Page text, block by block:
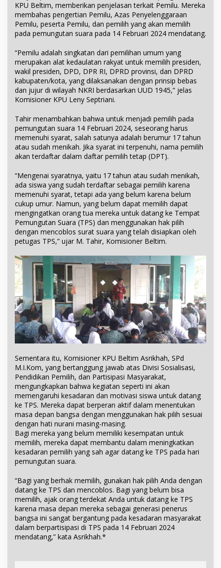
KPU Beltim, memberikan penjelasan terkait Pemilu. Mereka
membahas pengertian Pemilu, Azas Penyelenggaraan
Pemilu, peserta Pemilu, dan pemilih yang akan memilih
pada pemungutan suara pada 14 Februari 2024 mendatang.
“Pemilu adalah singkatan dari pemilihan umum yang
merupakan alat kedaulatan rakyat untuk memilih presiden,
wakil presiden, DPD, DPR RI, DPRD provinsi, dan DPRD
kabupaten/kota, yang dilaksanakan dengan prinsip bebas
dan jujur di wilayah NKRI berdasarkan UUD 1945,” jelas
Komisioner KPU Leny Septriani.
Tahir menambahkan bahwa untuk menjadi pemilih pada
pemungutan suara 14 Februari 2024, seseorang harus
memenuhi syarat, salah satunya adalah berumur 17 tahun
atau sudah menikah. Jika syarat ini terpenuhi, nama pemilih
akan terdaftar dalam daftar pemilih tetap (DPT).
“Mengenai syaratnya, yaitu 17 tahun atau sudah menikah,
ada siswa yang sudah terdaftar sebagai pemilih karena
memenuhi syarat, tetapi ada yang belum karena belum
cukup umur. Namun, yang belum dapat memilih dapat
mengingatkan orang tua mereka untuk datang ke Tempat
Pemungutan Suara (TPS) dan menggunakan hak pilih
dengan mencoblos surat suara yang telah disiapkan oleh
petugas TPS,” ujar M. Tahir, Komisioner Beltim.
Sementara itu, Komisioner KPU Beltim Asrikhah, SPd
M.I.Kom, yang bertanggung jawab atas Divisi Sosialisasi,
Pendidikan Pemilih, dan Partisipasi Masyarakat,
mengungkapkan bahwa kegiatan seperti ini akan
memengaruhi kesadaran dan motivasi siswa untuk datang
ke TPS. Mereka dapat berperan aktif dalam menentukan
masa depan bangsa dengan menggunakan hak pilih sesuai
dengan hati nurani masing-masing.
Bagi mereka yang belum memiliki kesempatan untuk
memilih, mereka dapat membantu dalam meningkatkan
kesadaran pemilih yang sah agar datang ke TPS pada hari
pemungutan suara.
“Bagi yang berhak memilih, gunakan hak pilih Anda dengan
datang ke TPS dan mencoblos. Bagi yang belum bisa
memilih, ajak orang terdekat Anda untuk datang ke TPS
karena masa depan mereka sebagai generasi penerus
bangsa ini sangat bergantung pada kesadaran masyarakat
dalam berpartisipasi di TPS pada 14 Februari 2024
mendatang,” kata Asrikhah.*